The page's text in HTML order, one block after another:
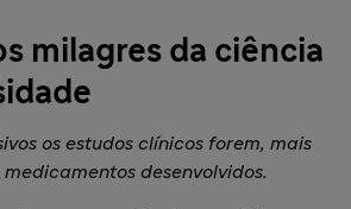
milagres da ciência
os estudos clínicos forem, mais
desenvolvidos.